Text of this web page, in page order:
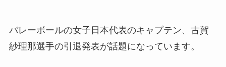
バレーボールの女子日本代表のキャプテン、古賀
紗理那選手の引退発表が話題になっています。